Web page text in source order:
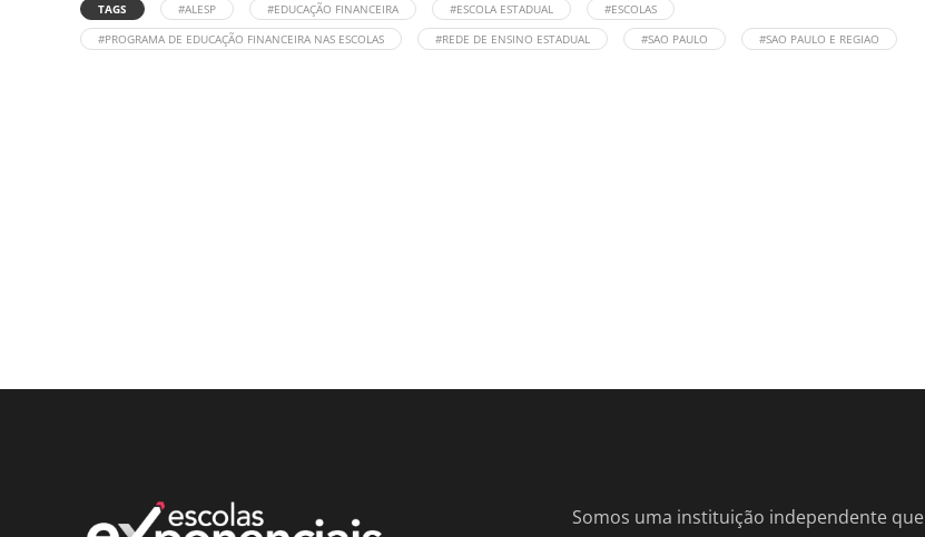
TAGS #ALESP #EDUCAÇÃO FINANCEIRA #ESCOLA ESTADUAL
#ESCOLAS
#PROGRAMA DE EDUCAÇÃO FINANCEIRA NAS ESCOLAS
#REDE DE ENSINO ESTADUAL #SAO PAULO #SAO PAULO E REGIAO
Somos uma instituição independente que